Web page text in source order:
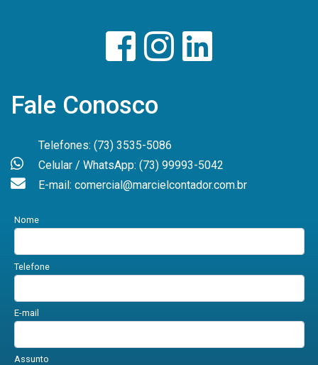
Fale Conosco
Telefones: (73) 3535-5086
Celular / WhatsApp: (73) 99993-5042
E-mail: comercial@marcielcontador.com.br
Nome
Telefone
E-mail
Assunto